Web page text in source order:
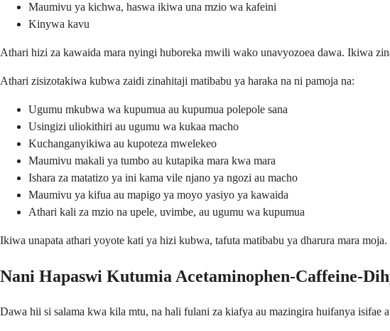
Maumivu ya kichwa, haswa ikiwa una mzio wa kafeini
Kinywa kavu
Athari hizi za kawaida mara nyingi huboreka mwili wako unavyozoea dawa. Ikiwa
Athari zisizotakiwa kubwa zaidi zinahitaji matibabu ya haraka na ni pamoja na:
Ugumu mkubwa wa kupumua au kupumua polepole sana
Usingizi uliokithiri au ugumu wa kukaa macho
Kuchanganyikiwa au kupoteza mwelekeo
Maumivu makali ya tumbo au kutapika mara kwa mara
Ishara za matatizo ya ini kama vile njano ya ngozi au macho
Maumivu ya kifua au mapigo ya moyo yasiyo ya kawaida
Athari kali za mzio na upele, uvimbe, au ugumu wa kupumua
Ikiwa unapata athari yoyote kati ya hizi kubwa, tafuta matibabu ya dharura mara
Nani Hapaswi Kutumia Acetaminophen-Caffeine-
Dawa hii si salama kwa kila mtu, na hali fulani za kiafya au mazingira huifanya